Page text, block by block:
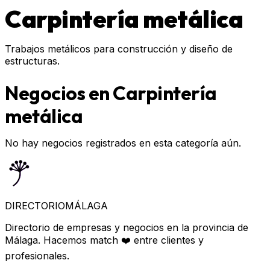
Carpintería metálica
Trabajos metálicos para construcción y diseño de
estructuras.
Negocios en Carpintería
metálica
No hay negocios registrados en esta categoría aún.
DIRECTORIOMÁLAGA
Directorio de empresas y negocios en la provincia de
Málaga. Hacemos match ❤️ entre clientes y
profesionales.